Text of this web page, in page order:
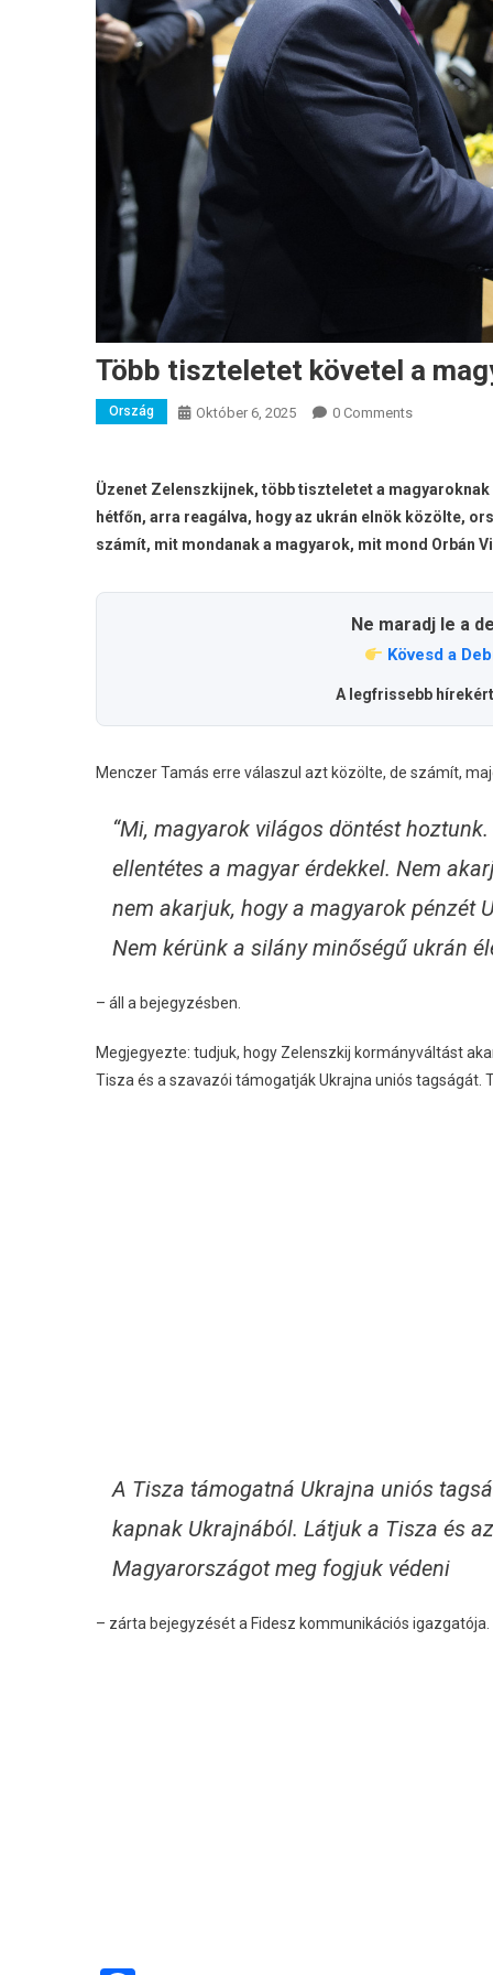
Több tiszteletet követel a
Ország Október 6, 2025 0 Comments
Üzenet Zelenszkijnek, több tiszteletet a
hétfőn, arra reagálva, hogy az ukrán elnök közölte,
számít, mit mondanak a magyarok, mit mond Orbán
Ne maradj le a
Kövesd a
A legfrissebb
Menczer Tamás erre válaszul azt közölte, de számít,
“Mi, magyarok világos döntést
ellentétes a magyar érdekkel. Nem
nem akarjuk, hogy a magyarok pénzét
Nem kérünk a silány minőségű ukrán
– áll a bejegyzésben.
Megjegyezte: tudjuk, hogy Zelenszkij kormányváltást
Tisza és a szavazói támogatják Ukrajna uniós tagságát.
A Tisza támogatná Ukrajna uniós
kapnak Ukrajnából. Látjuk a Tisza és
Magyarországot meg fogjuk védeni
– zárta bejegyzését a Fidesz kommunikációs igazgatója.